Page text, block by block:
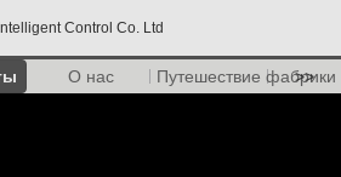
Control Co. Ltd
О нас Путешествие фабрики
>>